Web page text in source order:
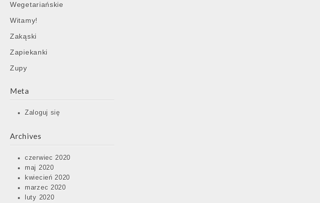
Wegetariańskie
Witamy!
Zakąski
Zapiekanki
Zupy
Meta
Zaloguj się
Archives
czerwiec 2020
maj 2020
kwiecień 2020
marzec 2020
luty 2020